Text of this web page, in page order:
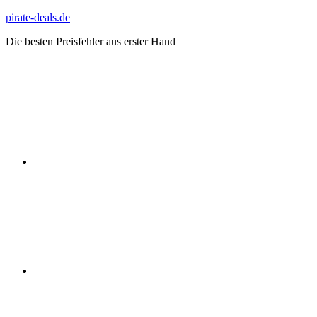
Zum
springen
pirate-deals.de
Die besten Preisfehler aus erster Hand